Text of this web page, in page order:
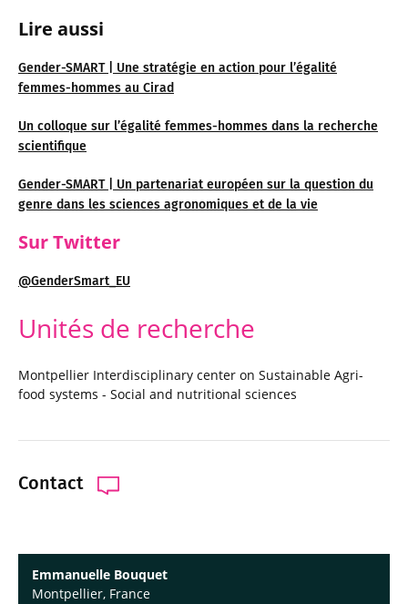
Lire aussi
Gender-SMART | Une stratégie en action pour l’égalité
femmes-hommes au Cirad
Un colloque sur l’égalité femmes-hommes dans la recherche
scientifique
Gender-SMART | Un partenariat européen sur la question du
genre dans les sciences agronomiques et de la vie
Sur Twitter
@GenderSmart_EU
Unités de recherche
Montpellier Interdisciplinary center on Sustainable Agri-
food systems - Social and nutritional sciences
Contact
Emmanuelle Bouquet
Montpellier, France